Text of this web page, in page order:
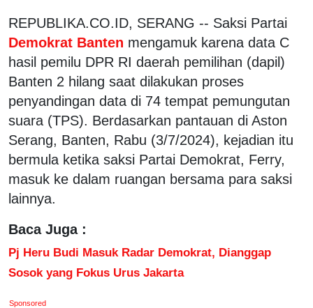
REPUBLIKA.CO.ID, SERANG -- Saksi Partai
Demokrat Banten mengamuk karena data C
hasil pemilu DPR RI daerah pemilihan (dapil)
Banten 2 hilang saat dilakukan proses
penyandingan data di 74 tempat pemungutan
suara (TPS). Berdasarkan pantauan di Aston
Serang, Banten, Rabu (3/7/2024), kejadian itu
bermula ketika saksi Partai Demokrat, Ferry,
masuk ke dalam ruangan bersama para saksi
lainnya.
Baca Juga :
Pj Heru Budi Masuk Radar Demokrat, Dianggap
Sosok yang Fokus Urus Jakarta
Sponsored